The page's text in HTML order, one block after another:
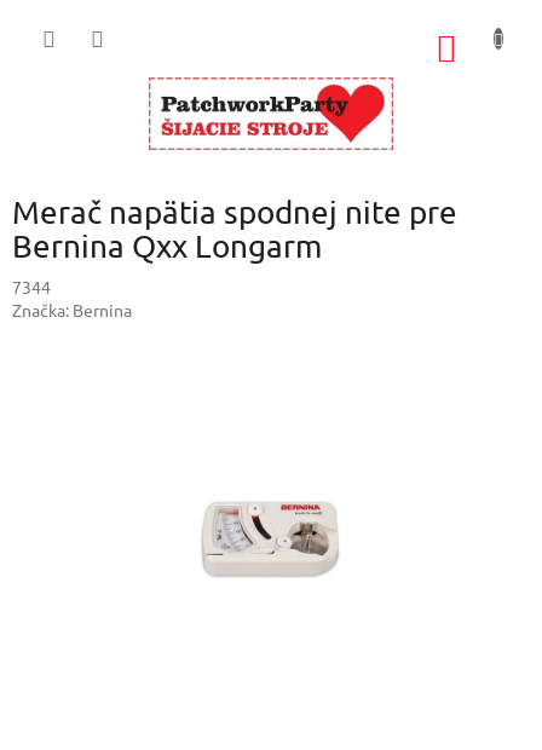
Merač napätia spodnej nite pre
Bernina Qxx Longarm
7344
Značka: Bernina